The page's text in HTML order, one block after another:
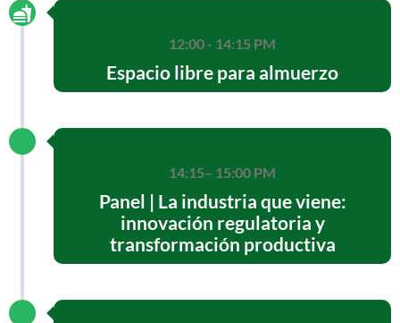
12:00 - 14:15 PM
Espacio libre para almuerzo
14:15– 15:00 PM
Panel | La industria que viene:
innovación regulatoria y
transformación productiva